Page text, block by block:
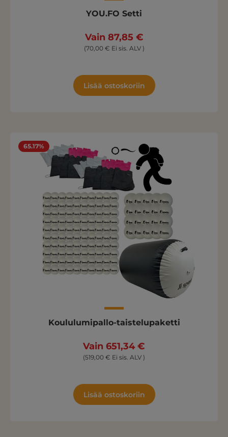
YOU.FO Setti
Vain 87,85 €
(70,00 € Ei sis. ALV )
Lisää ostoskoriin
65.17%
Koululumipallo-taistelupaketti
Vain 651,34 €
(519,00 € Ei sis. ALV )
Lisää ostoskoriin